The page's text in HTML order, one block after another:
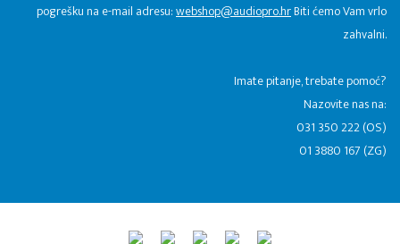
pogrešku na e-mail adresu:webshop@audiopro.hrBiti ćemo Vam vrlo
zahvalni.
​Imate pitanje, trebate pomoć?
Nazovite nas na:
031 350 222 (OS)
01 3880 167 (ZG)